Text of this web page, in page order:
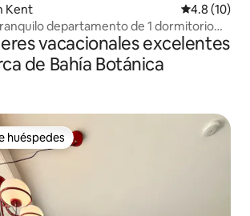
Kent Calificación
4.8 (10)
departamento de 1 dormitorio
vacacionales excelentes
de Bahía Botánica
preferido
huéspedes